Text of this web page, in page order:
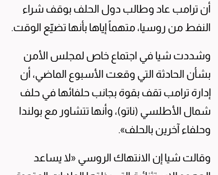
أن ترامب عاد وطالب دول الحلف بوقف شراء
النفط من روسيا، متهماً إياها بأنها تضيّع الوقت.
وشددت شيا في اجتماع خاص لمجلس الأمن
بشأن الحادثة التي وقعت الأسبوع الماضي، أن
إدارة ترامب تقف بقوة بجانب حلفائها في حلف
شمال الأطلسي (ناتو)، وأنها تتشاور مع بولندا
وحلفاء آخرين بالحلف».
وقالت شيا إن الانتهاك الروسي «لا يساعد